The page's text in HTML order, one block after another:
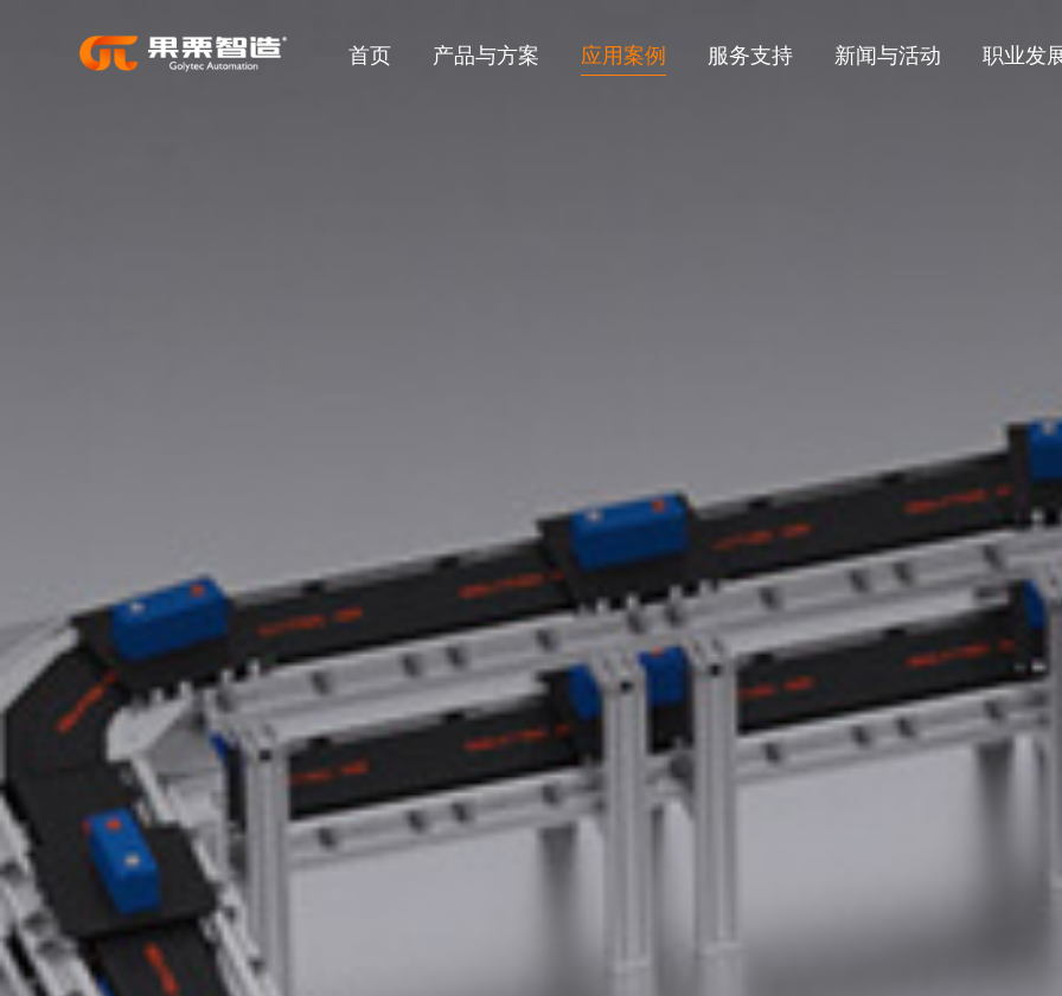
首页 产品与方案 应用案例 服务支持 新闻与活动 职业发